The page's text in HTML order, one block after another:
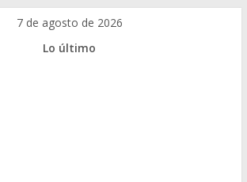
7 de agosto de 2026
Lo último